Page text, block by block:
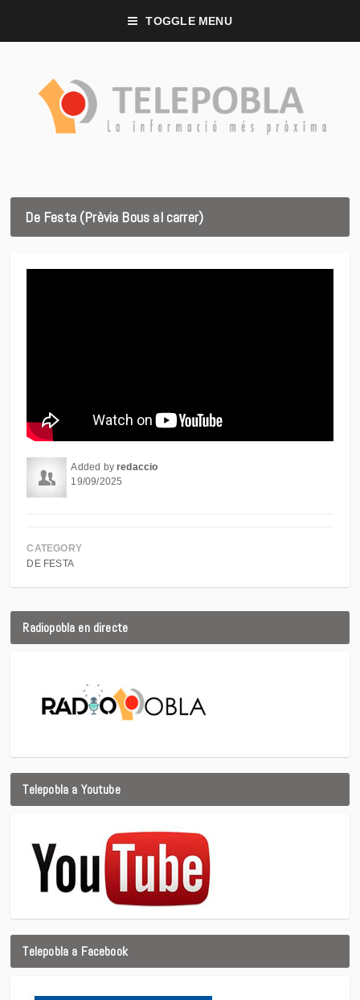
TOGGLE MENU
De Festa (Prèvia Bous al carrer)
Added byredaccio
19/09/2025
CATEGORY
DE FESTA
Radiopobla en directe
Telepobla a Youtube
Telepobla a Facebook